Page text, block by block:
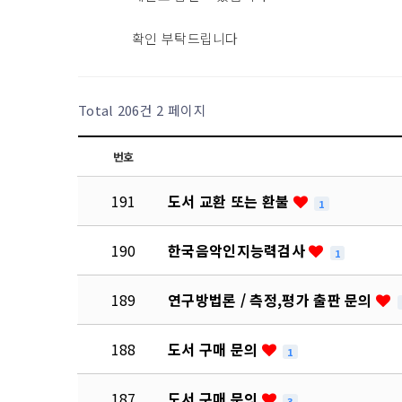
확인 부탁드립니다
Total 206건 2 페이지
번호
191 도서 교환 또는 환불 1
190 한국음악인지능력검사 1
189 연구방법론 / 측정,평가 출판 문의
188 도서 구매 문의 1